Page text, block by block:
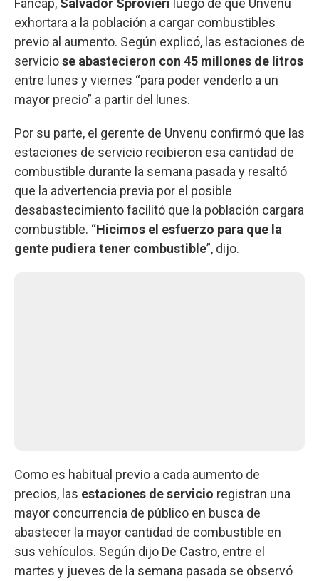
Fancap, Salvador Sprovieri luego de que Unvenu
exhortara a la población a cargar combustibles
previo al aumento. Según explicó, las estaciones de
serviciose abastecieron con 45 millones de litros
entre lunes y viernes “para poder venderlo a un
mayor precio” a partir del lunes.
Por su parte, el gerente de Unvenu confirmó que las
estaciones de servicio recibieron esa cantidad de
combustible durante la semana pasada y resaltó
que la advertencia previa por el posible
desabastecimiento facilitó que la población cargara
combustible. “Hicimos el esfuerzo para que la
gente pudiera tener combustible”, dijo.
Como es habitual previo a cada aumento de
precios, las estaciones de servicio registran una
mayor concurrencia de público en busca de
abastecer la mayor cantidad de combustible en
sus vehículos. Según dijo De Castro, entre el
martes y jueves de la semana pasada se observó